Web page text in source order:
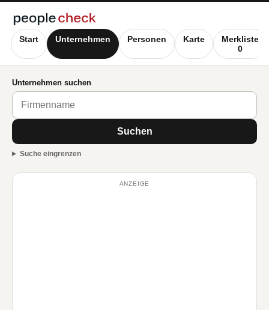
Start Unternehmen Personen Karte
Merkliste
0
Unternehmen suchen
Suchen
Suche eingrenzen
ANZEIGE